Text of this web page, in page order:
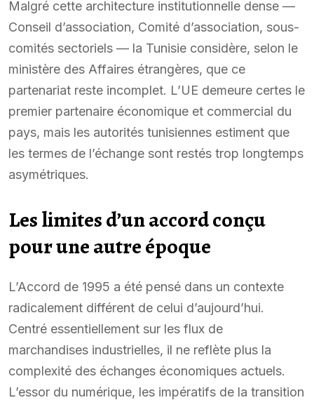
Malgré cette architecture institutionnelle dense —
Conseil d’association, Comité d’association, sous-
comités sectoriels — la Tunisie considère, selon le
ministère des Affaires étrangères, que ce
partenariat reste incomplet. L’UE demeure certes le
premier partenaire économique et commercial du
pays, mais les autorités tunisiennes estiment que
les termes de l’échange sont restés trop longtemps
asymétriques.
Les limites d’un accord conçu
pour une autre époque
L’Accord de 1995 a été pensé dans un contexte
radicalement différent de celui d’aujourd’hui.
Centré essentiellement sur les flux de
marchandises industrielles, il ne reflète plus la
complexité des échanges économiques actuels.
L’essor du numérique, les impératifs de la transition